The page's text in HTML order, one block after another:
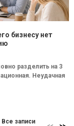
бизнесу нет
разделить на 3
Неудачная
Все записи